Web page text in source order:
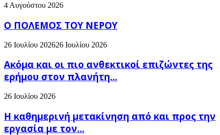
4 Αυγούστου 2026
Ο ΠΟΛΕΜΟΣ ΤΟΥ ΝΕΡΟΥ
26 Ιουλίου 202626 Ιουλίου 2026
Ακόμα και οι πιο ανθεκτικοί επιζώντες της
ερήμου στον πλανήτη...
26 Ιουλίου 2026
H καθημερινή μετακίνηση από και προς την
εργασία με τον...